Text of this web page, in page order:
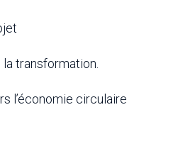
transformation.
l’économie circulaire